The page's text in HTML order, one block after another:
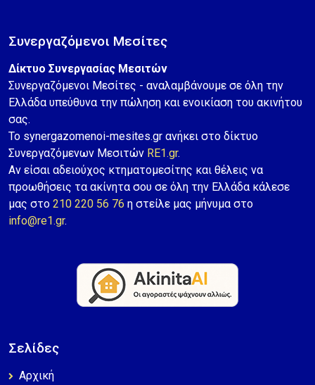
Συνεργαζόμενοι Μεσίτες
Δίκτυο Συνεργασίας Μεσιτών
Συνεργαζόμενοι Μεσίτες - αναλαμβάνουμε σε όλη την
Ελλάδα υπεύθυνα την πώληση και ενοικίαση του ακινήτου
σας.
Το synergazomenoi-mesites.gr ανήκει στο δίκτυο
Συνεργαζόμενων Μεσιτών RE1.gr.
Αν είσαι αδειούχος κτηματομεσίτης και θέλεις να
προωθήσεις τα ακίνητα σου σε όλη την Ελλάδα κάλεσε
μας στο 210 220 56 76 η στείλε μας μήνυμα στο
info@re1.gr.
Σελίδες
Αρχική